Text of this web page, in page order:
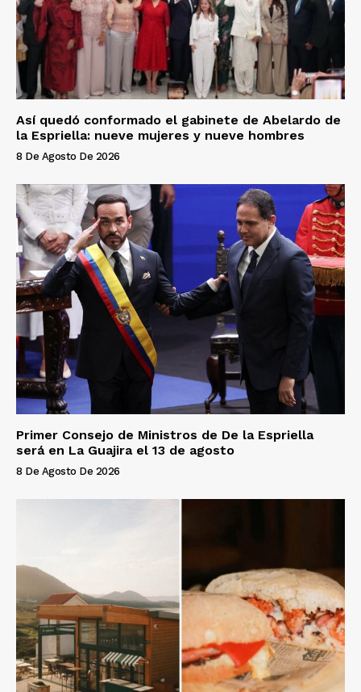
Así quedó conformado el gabinete de Abelardo de
la Espriella: nueve mujeres y nueve hombres
8 De Agosto De 2026
Primer Consejo de Ministros de De la Espriella
será en La Guajira el 13 de agosto
8 De Agosto De 2026